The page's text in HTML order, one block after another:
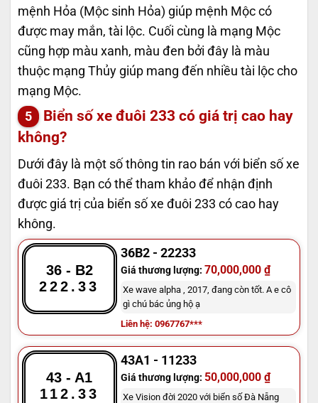
mệnh Hỏa (Mộc sinh Hỏa) giúp mệnh Mộc có
được may mắn, tài lộc. Cuối cùng là mạng Mộc
cũng hợp màu xanh, màu đen bởi đây là màu
thuộc mạng Thủy giúp mang đến nhiều tài lộc cho
mạng Mộc.
Biển số xe đuôi 233 có giá trị cao hay
không?
Dưới đây là một số thông tin rao bán với biển số xe
đuôi 233. Bạn có thể tham khảo để nhận định
được giá trị của biển số xe đuôi 233 có cao hay
không.
36 - B2
222.33
36B2 - 22233
Giá thương lượng: 70,000,000 ₫
Xe wave alpha , 2017, đang còn tốt. A e cô
gì chú bác ủng hộ ạ
Liên hệ: 0967767***
43 - A1
112.33
43A1 - 11233
Giá thương lượng: 50,000,000 ₫
Xe Vision đời 2020 với biển số Đà Nẵng